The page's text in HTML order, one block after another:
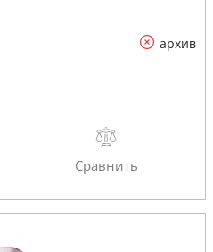
архив